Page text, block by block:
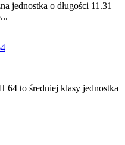
jednostka o długości 11.31
64 to średniej klasy jednostka